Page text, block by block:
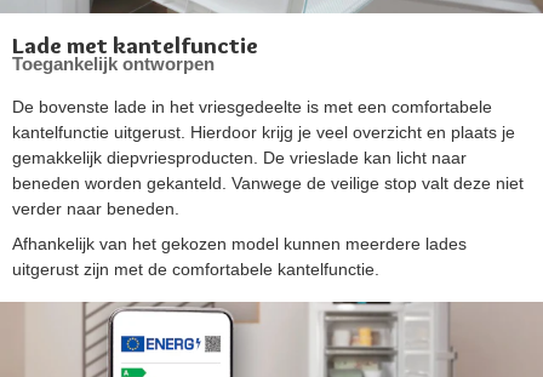
Lade met kantelfunctie
Toegankelijk ontworpen
De bovenste lade in het vriesgedeelte is met een comfortabele
kantelfunctie uitgerust. Hierdoor krijg je veel overzicht en plaats je
gemakkelijk diepvriesproducten. De vrieslade kan licht naar
beneden worden gekanteld. Vanwege de veilige stop valt deze niet
verder naar beneden.
Afhankelijk van het gekozen model kunnen meerdere lades
uitgerust zijn met de comfortabele kantelfunctie.